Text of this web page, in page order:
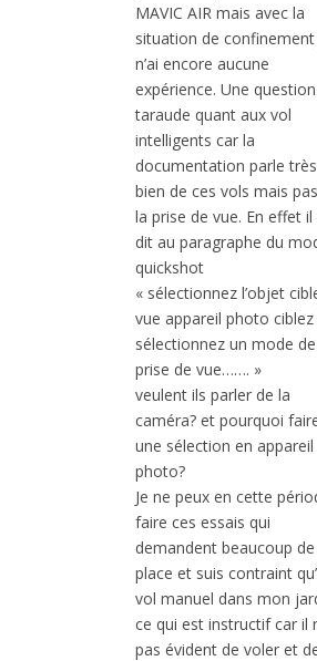
MAVIC AIR mais avec la
situation de
n’ai encore aucune
expérience. Une
taraude quant aux vol
intelligents car la
documentation parle très
bien de ces vols mais
la prise de vue. En effet
dit au paragraphe du
quickshot
« sélectionnez l’objet
vue appareil photo
sélectionnez un mode de
prise de vue……. »
veulent ils parler de la
caméra? et pourquoi
une sélection en appareil
photo?
Je ne peux en cette
faire ces essais qui
demandent beaucoup de
place et suis contraint
vol manuel dans mon
ce qui est instructif car il
pas évident de voler et